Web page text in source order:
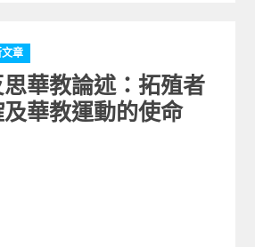
章
華教論述：拓殖者
華教運動的使命